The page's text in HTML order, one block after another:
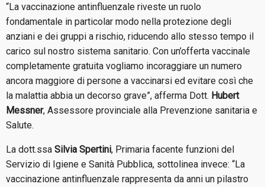
“La vaccinazione antinfluenzale riveste un ruolo
fondamentale in particolar modo nella protezione degli
anziani e dei gruppi a rischio, riducendo allo stesso tempo il
carico sul nostro sistema sanitario. Con un’offerta vaccinale
completamente gratuita vogliamo incoraggiare un numero
ancora maggiore di persone a vaccinarsi ed evitare così che
la malattia abbia un decorso grave”, afferma Dott. Hubert
Messner, Assessore provinciale alla Prevenzione sanitaria e
Salute.
La dott.ssa Silvia Spertini, Primaria facente funzioni del
Servizio di Igiene e Sanità Pubblica, sottolinea invece: “La
vaccinazione antinfluenzale rappresenta da anni un pilastro